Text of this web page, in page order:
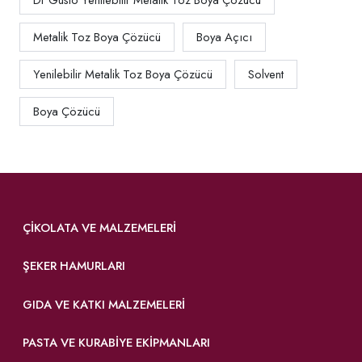
Metalik Toz Boya Çözücü Boya Açıcı
Yenilebilir Metalik Toz Boya Çözücü Solvent
Boya Çözücü
ÇIKOLATA VE MALZEMELERI
ŞEKER HAMURLARI
GIDA VE KATKI MALZEMELERI
PASTA VE KURABIYE EKIPMANLARI